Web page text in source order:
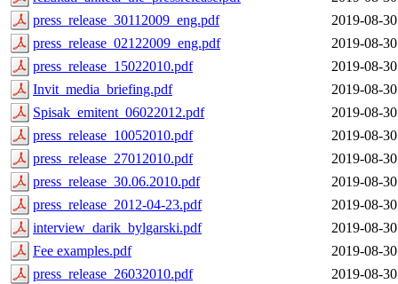
press_release_30112009_eng.pdf
2019-08-
press_release_02122009_eng.pdf
2019-08-
press_release_15022010.pdf
2019-08-
Invit_media_briefing.pdf
2019-08-
Spisak_emitent_06022012.pdf
2019-08-
press_release_10052010.pdf
2019-08-
press_release_27012010.pdf
2019-08-
press_release_30.06.2010.pdf
2019-08-
press_release_2012-04-23.pdf
2019-08-
interview_darik_bylgarski.pdf
2019-08-
Fee examples.pdf
2019-08-
press_release_26032010.pdf
2019-08-